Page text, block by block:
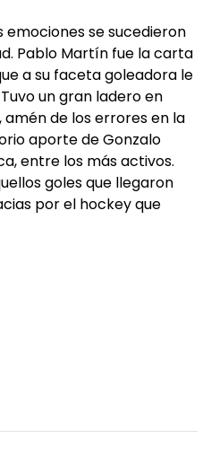
emociones se sucedieron
Pablo Martín fue la carta
a su faceta goleadora le
un gran ladero en
amén de los errores en la
aporte de Gonzalo
entre los más activos.
goles que llegaron
por el hockey que